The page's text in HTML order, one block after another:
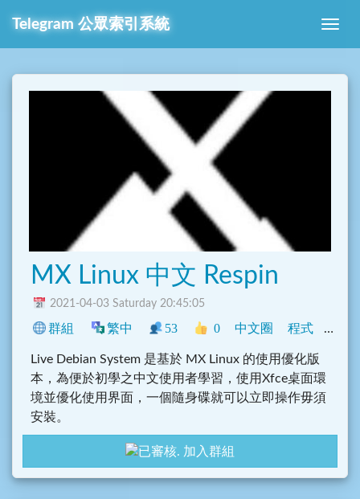
Telegram 公眾索引系統
MX Linux 中文 Respin
2021-04-03 Saturday 20:45:05
群組 繁中 53 0 中文圈 程式 社群
Live Debian System 是基於 MX Linux 的使用優化版
本，為便於初學之中文使用者學習，使用Xfce桌面環
境並優化使用界面，一個隨身碟就可以立即操作毋須
安裝。
加入群組